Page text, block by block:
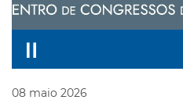
08 maio 2026